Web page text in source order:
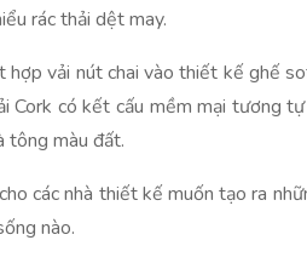
rác thải dệt may.
vải nút chai vào thiết kế ghế
có kết cấu mềm mại tương
tông màu đất.
các nhà thiết kế muốn tạo ra
nào.